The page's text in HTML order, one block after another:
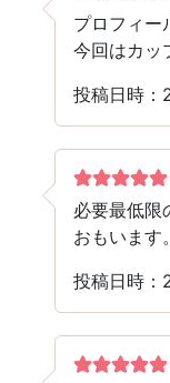
プロフィー
今回はカッ
投稿日時：
必要最低限
おもいます。
投稿日時：